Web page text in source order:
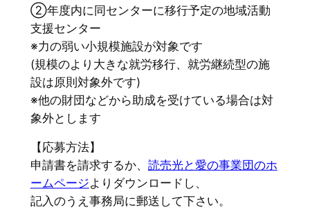
②年度内に同センターに移行予定の地域活動
支援センター
※力の弱い小規模施設が対象です
(規模のより大きな就労移行、就労継続型の施
設は原則対象外です)
※他の財団などから助成を受けている場合は対
象外とします
【応募方法】
申請書を請求するか、 読売光と愛の事業団のホ
ームページよりダウンロードし、
記入のうえ事務局に郵送して下さい。